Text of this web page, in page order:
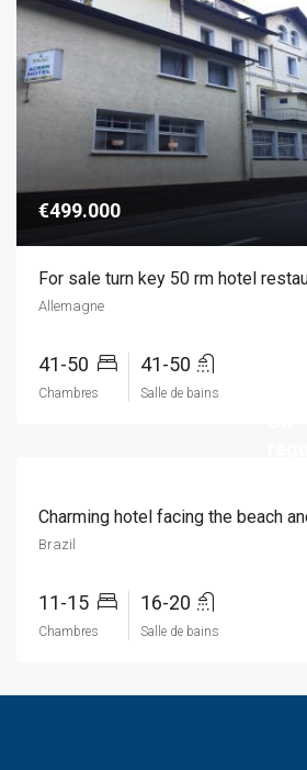
€499.000
Allemagne
41-50
Chambres
41-50
Salle de bains
Charming hotel facing the beach
Brazil
11-15
Chambres
16-20
Salle de bains